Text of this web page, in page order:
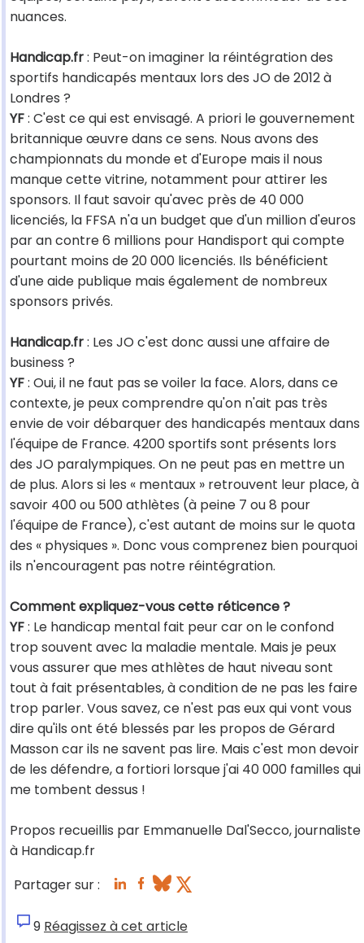
nuances.
Handicap.fr: Peut-on imaginer la réintégration des
sportifs handicapés mentaux lors des JO de 2012 à
Londres ?
YF: C'est ce qui est envisagé. A priori le gouvernement
britannique œuvre dans ce sens. Nous avons des
championnats du monde et d'Europe mais il nous
manque cette vitrine, notamment pour attirer les
sponsors. Il faut savoir qu'avec près de 40 000
licenciés, la FFSA n'a un budget que d'un million d'euros
par an contre 6 millions pour Handisport qui compte
pourtant moins de 20 000 licenciés. Ils bénéficient
d'une aide publique mais également de nombreux
sponsors privés.
Handicap.fr: Les JO c'est donc aussi une affaire de
business ?
YF: Oui, il ne faut pas se voiler la face. Alors, dans ce
contexte, je peux comprendre qu'on n'ait pas très
envie de voir débarquer des handicapés mentaux dans
l'équipe de France. 4200 sportifs sont présents lors
des JO paralympiques. On ne peut pas en mettre un
de plus. Alors si les « mentaux » retrouvent leur place, à
savoir 400 ou 500 athlètes (à peine 7 ou 8 pour
l'équipe de France), c'est autant de moins sur le quota
des « physiques ». Donc vous comprenez bien pourquoi
ils n'encouragent pas notre réintégration.
Comment expliquez-vous cette réticence ?
YF: Le handicap mental fait peur car on le confond
trop souvent avec la maladie mentale. Mais je peux
vous assurer que mes athlètes de haut niveau sont
tout à fait présentables, à condition de ne pas les faire
trop parler. Vous savez, ce n'est pas eux qui vont vous
dire qu'ils ont été blessés par les propos de Gérard
Masson car ils ne savent pas lire. Mais c'est mon devoir
de les défendre, a fortiori lorsque j'ai 40 000 familles qui
me tombent dessus !
Propos recueillis par Emmanuelle Dal'Secco, journaliste
à Handicap.fr
Partager sur :
9 Réagissez à cet article